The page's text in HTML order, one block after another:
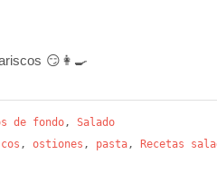
😏👩‍🍳
de fondo, Salado
, ostiones , pasta, Recetas